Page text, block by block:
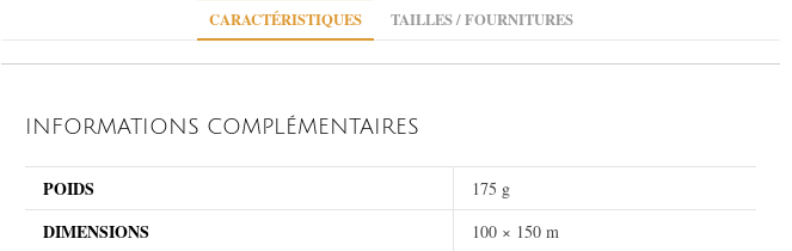
CARACTÉRISTIQUES TAILLES / FOURNITURES
INFORMATIONS COMPLÉMENTAIRES
POIDS 175 g
DIMENSIONS 100 × 150 m